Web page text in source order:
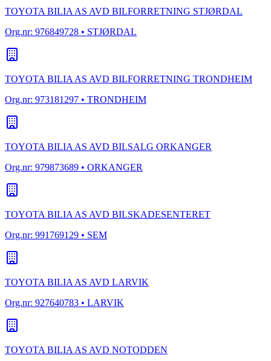
TOYOTA BILIA AS AVD BILFORRETNING STJØRDAL
Org.nr: 976849728 • STJØRDAL
TOYOTA BILIA AS AVD BILFORRETNING TRONDHEIM
Org.nr: 973181297 • TRONDHEIM
TOYOTA BILIA AS AVD BILSALG ORKANGER
Org.nr: 979873689 • ORKANGER
TOYOTA BILIA AS AVD BILSKADESENTERET
Org.nr: 991769129 • SEM
TOYOTA BILIA AS AVD LARVIK
Org.nr: 927640783 • LARVIK
TOYOTA BILIA AS AVD NOTODDEN